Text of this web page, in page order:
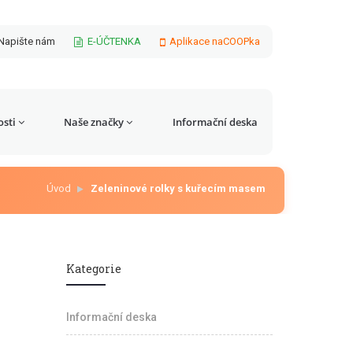
nám E-ÚČTENKA Aplikace naCOOPka
Naše značky Informační deska
Úvod Zeleninové rolky s kuřecím masem
Kategorie
Informační deska